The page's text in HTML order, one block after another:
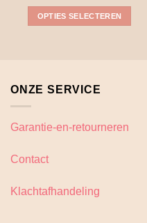
OPTIES SELECTEREN
variaties.
kan
de
ONZE SERVICE
Garantie-en-retourneren
Contact
Klachtafhandeling